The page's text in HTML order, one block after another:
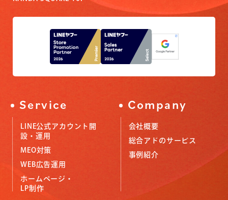
Service
LINE公式アカウント開
設・運用
MEO対策
WEB広告運用
ホームページ・
LP制作
Company
会社概要
総合アドのサービス
事例紹介